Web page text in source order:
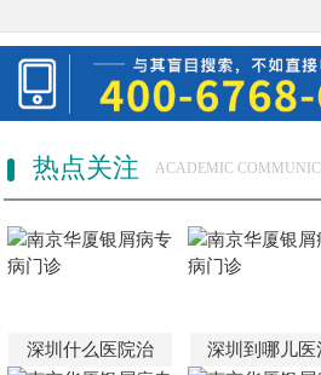
热点关注 ACADEMIC
深圳什么医院治 深圳到哪儿医